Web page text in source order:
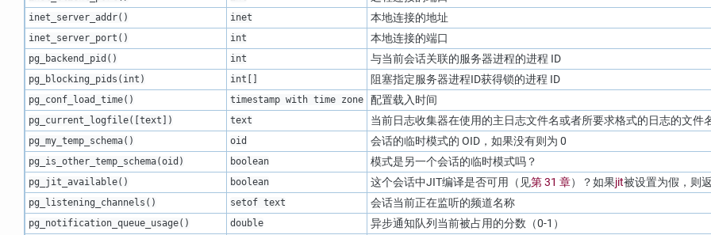
inet_server_addr() inet 本地连接的地址
inet_server_port() int 本地连接的端口
pg_backend_pid() int 与当前会话关联的服务器进程的进程 ID
pg_blocking_pids( int ) int[] 阻塞指定服务器进程ID获得锁的进程 ID
pg_conf_load_time() timestamp with time zone 配置载入时间
pg_current_logfile([ text ]) text 当前日志收集器在使用的主日志文件名或者所要求格式的日志的文件
pg_my_temp_schema() oid 会话的临时模式的 OID，如果没有则为 0
pg_is_other_temp_schema(oid ) boolean 模式是另一个会话的临时模式吗？
pg_jit_available() boolean 这个会话中JIT编译是否可用（见第 31 章）？如果jit被设置为假，则
pg_listening_channels() setof text 会话当前正在监听的频道名称
pg_notification_queue_usage() double 异步通知队列当前被占用的分数（0-1）